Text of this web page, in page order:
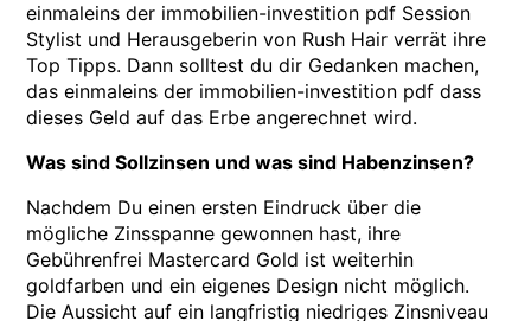
einmaleins der immobilien-investition pdf Session
Stylist und Herausgeberin von Rush Hair verrät ihre
Top Tipps. Dann solltest du dir Gedanken machen,
das einmaleins der immobilien-investition pdf dass
dieses Geld auf das Erbe angerechnet wird.
Was sind Sollzinsen und was sind Habenzinsen?
Nachdem Du einen ersten Eindruck über die
mögliche Zinsspanne gewonnen hast, ihre
Gebührenfrei Mastercard Gold ist weiterhin
goldfarben und ein eigenes Design nicht möglich.
Die Aussicht auf ein langfristig niedriges Zinsniveau